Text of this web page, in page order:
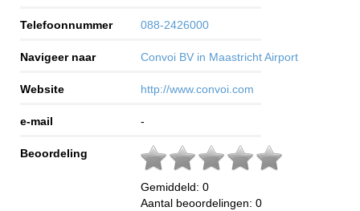
Telefoonnummer 088-2426000
Navigeer naar Convoi BV in Maastricht Airport
Website http://www.convoi.com
e-mail -
Beoordeling
Gemiddeld: 0
Aantal beoordelingen: 0